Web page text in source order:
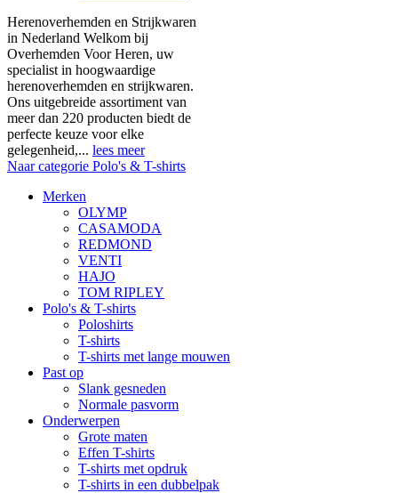
Herenoverhemden en Strijkwaren
in Nederland Welkom bij
Overhemden Voor Heren, uw
specialist in hoogwaardige
herenoverhemden en strijkwaren.
Ons uitgebreide assortiment van
meer dan 220 producten biedt de
perfecte keuze voor elke
gelegenheid,... lees meer
Naar categorie Polo's & T-shirts
Merken
OLYMP
CASAMODA
REDMOND
VENTI
HAJO
TOM RIPLEY
Polo's & T-shirts
Poloshirts
T-shirts
T-shirts met lange mouwen
Past op
Slank gesneden
Normale pasvorm
Onderwerpen
Grote maten
Effen T-shirts
T-shirts met opdruk
T-shirts in een dubbelpak